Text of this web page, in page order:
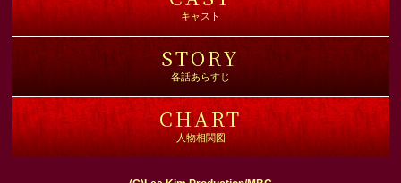
キャスト
STORY
各話あらすじ
CHART
人物相関図